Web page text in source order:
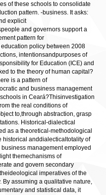
of these schools to consolidate
pattern. -business. It asks:
explicit
and governors support a
pattern for
policy between 2008
intentionsandpurposes of
for Education (ICE) and
to the theory of human capital?
is a pattern of
and business management
in Ceará?Thisinvestigation
the real conditions of
to,through abstraction, grasp
Historical-dialectical
as a theoretical-methodological
historical anddialecticaltotality of
management employed
themechanisms of
and govern secondary
imperatives of the
By assuming a qualitative nature,
and statistical data, it